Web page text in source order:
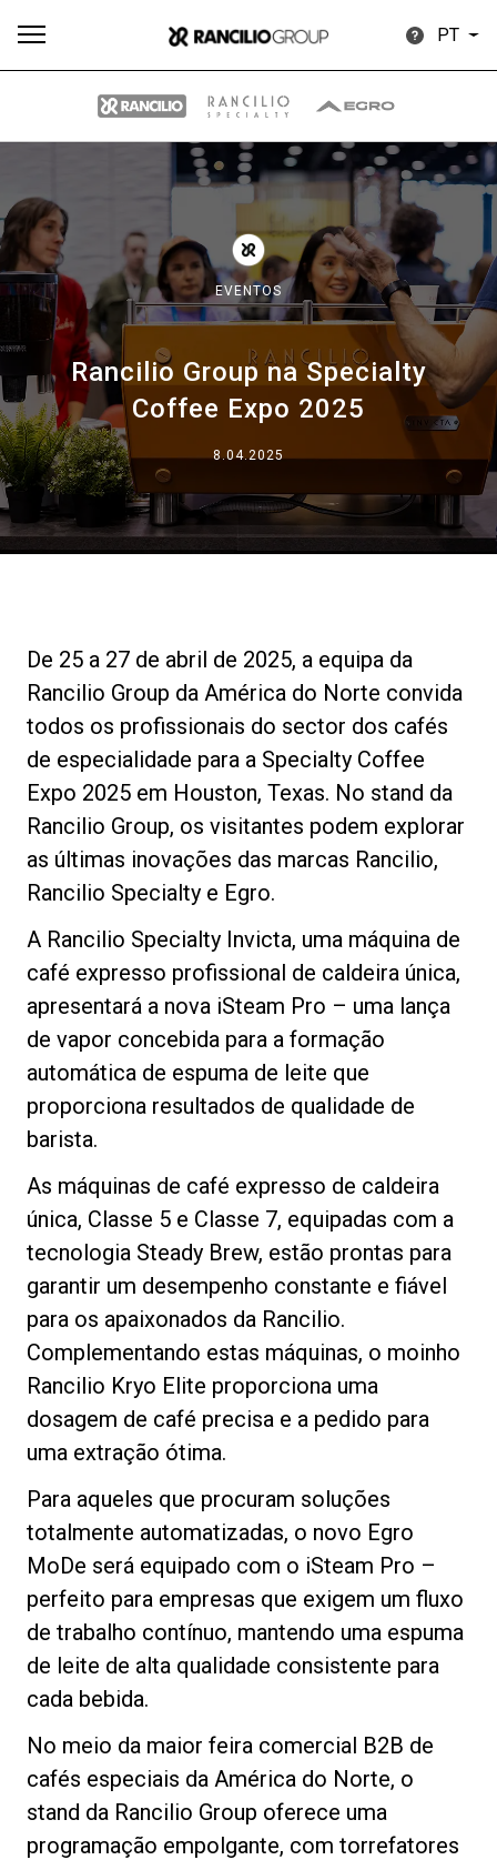
PT
EVENTOS
Rancilio Group na Specialty
Coffee Expo 2025
8.04.2025
De 25 a 27 de abril de 2025, a equipa da
Rancilio Group da América do Norte convida
todos os profissionais do sector dos cafés
de especialidade para a Specialty Coffee
Expo 2025 em Houston, Texas. No stand da
Rancilio Group, os visitantes podem explorar
as últimas inovações das marcas Rancilio,
Rancilio Specialty e Egro.
A Rancilio Specialty Invicta, uma máquina de
café expresso profissional de caldeira única,
apresentará a nova iSteam Pro – uma lança
de vapor concebida para a formação
automática de espuma de leite que
proporciona resultados de qualidade de
barista.
As máquinas de café expresso de caldeira
única, Classe 5 e Classe 7, equipadas com a
tecnologia Steady Brew, estão prontas para
garantir um desempenho constante e fiável
para os apaixonados da Rancilio.
Complementando estas máquinas, o moinho
Rancilio Kryo Elite proporciona uma
dosagem de café precisa e a pedido para
uma extração ótima.
Para aqueles que procuram soluções
totalmente automatizadas, o novo Egro
MoDe será equipado com o iSteam Pro –
perfeito para empresas que exigem um fluxo
de trabalho contínuo, mantendo uma espuma
de leite de alta qualidade consistente para
cada bebida.
No meio da maior feira comercial B2B de
cafés especiais da América do Norte, o
stand da Rancilio Group oferece uma
programação empolgante, com torrefatores
Todos Descarregar
Our brands
Group
Notícias
Nossos laboratórios
Sustentabilidade
Connect
Contacte-nos
Política de Privacidade